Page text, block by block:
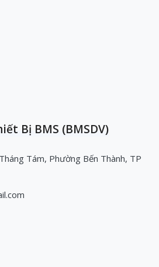
Bị BMS (BMSDV)
Tám, Phường Bến Thành, TP